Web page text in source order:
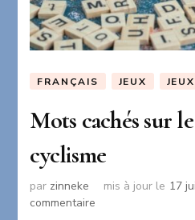
FRANÇAIS JEUX
Mots cachés sur
cyclisme
par zinneke mis à jour le 17
commentaire